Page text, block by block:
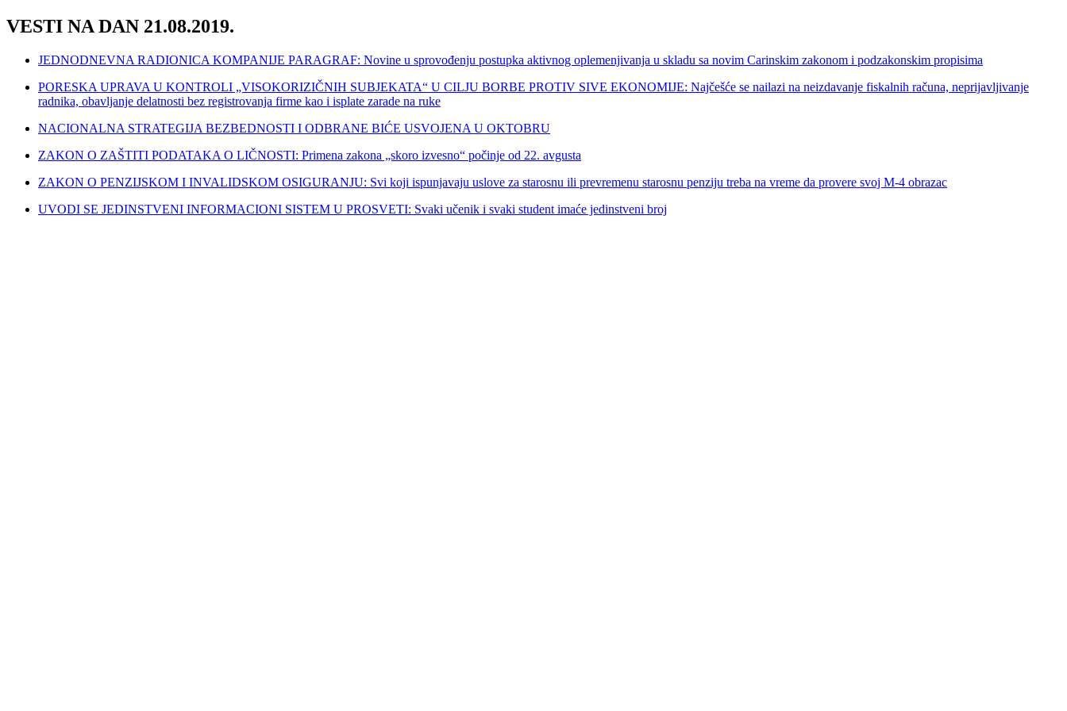
VESTI NA DAN 21.08.2019.
JEDNODNEVNA RADIONICA KOMPANIJE PARAGRAF: Novine u sprovođenju postupka aktivnog oplemenjivanja u skladu sa novim Carinskim zakonom i podzakonskim propisima
PORESKA UPRAVA U KONTROLI „VISOKORIZIČNIH SUBJEKATA“ U CILJU BORBE PROTIV SIVE EKONOMIJE: Najčešće se nailazi na neizdavanje fiskalnih računa, neprijavljivanje
radnika, obavljanje delatnosti bez registrovanja firme kao i isplate zarade na ruke
NACIONALNA STRATEGIJA BEZBEDNOSTI I ODBRANE BIĆE USVOJENA U OKTOBRU
ZAKON O ZAŠTITI PODATAKA O LIČNOSTI: Primena zakona „skoro izvesno“ počinje od 22. avgusta
ZAKON O PENZIJSKOM I INVALIDSKOM OSIGURANJU: Svi koji ispunjavaju uslove za starosnu ili prevremenu starosnu penziju treba na vreme da provere svoj M-4 obrazac
UVODI SE JEDINSTVENI INFORMACIONI SISTEM U PROSVETI: Svaki učenik i svaki student imaće jedinstveni broj